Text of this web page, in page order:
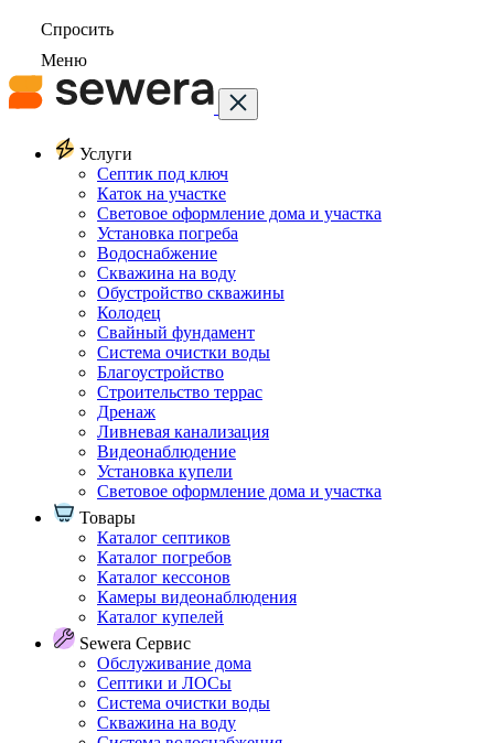
Спросить
Меню
Услуги
Септик под ключ
Каток на участке
Световое оформление дома и участка
Установка погреба
Водоснабжение
Скважина на воду
Обустройство скважины
Колодец
Свайный фундамент
Система очистки воды
Благоустройство
Строительство террас
Дренаж
Ливневая канализация
Видеонаблюдение
Установка купели
Световое оформление дома и участка
Товары
Каталог септиков
Каталог погребов
Каталог кессонов
Камеры видеонаблюдения
Каталог купелей
Sewera Сервис
Обслуживание дома
Септики и ЛОСы
Система очистки воды
Скважина на воду